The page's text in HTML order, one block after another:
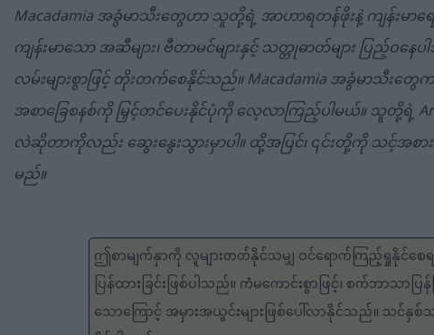
Macadamia အခွံမာသီးတွေဟာ သူတို့ရဲ့ အာဟာရတန်ဖိုးနဲ့ ကျန်းမာ
ကျန်းမာသော အဆီများ၊ ဗီတာမင်များနှင့် သတ္တုဓာတ်များ ပြည့်
လမ်းများစွာဖြင့် တိုးတက်စေနိုင်သည်။ Macadamia အခွံမာ
အစာခြေစနစ်ကို မြှင့်တင်ပေးနိုင်ပုံကို လေ့လာကြည့်ပါမယ်။ သူ
လဲဆိုတာကိုလည်း ဆွေးနွေးသွားမှာပါ။ ထို့အပြင်၊ ၎င်းတို့ကို သင့်အစ
မည်။
ဤစာမျက်နှာကို လူများတတ်နိုင်သမျှ ဝင်ရောက်ကြည့်ရှုနိုင်
ပြန်ထားခြင်းဖြစ်ပါသည်။ ကံမကောင်းစွာဖြင့်၊ စက်ဘာသာ
သောကြောင့် အမှားအယွင်းများဖြစ်ပေါ်လာနိုင်သည်။ သင်